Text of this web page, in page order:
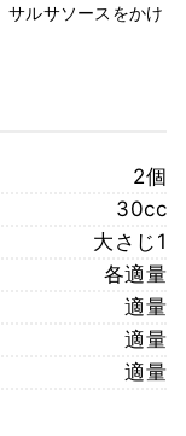
サルサソースをかけ
2個
30cc
大さじ1
各適量
適量
適量
適量